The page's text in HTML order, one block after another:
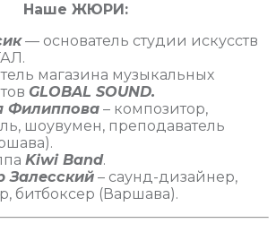
Наше ЖЮРИ:
— основатель студии искусств
магазина музыкальных
GLOBAL SOUND.
Филиппова – композитор,
шоувумен, преподаватель
Kiwi Band.
Залесский – саунд-дизайнер,
битбоксер (Варшава).